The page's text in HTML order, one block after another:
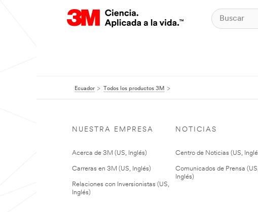
Ecuador Todos los productos 3M
NUESTRA EMPRESA
Acerca de 3M (US, Inglés)
Carreras en 3M (US, Inglés)
Relaciones con Inversionistas (US,
Inglés)
NOTICIAS
Centro de Noticias (US,
Comunicados de Prensa
Inglés)